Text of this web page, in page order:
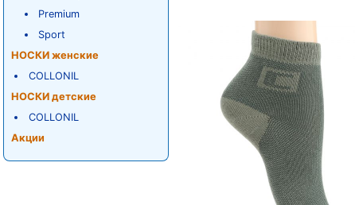
Premium
Sport
НОСКИ женские
COLLONIL
НОСКИ детские
COLLONIL
Акции